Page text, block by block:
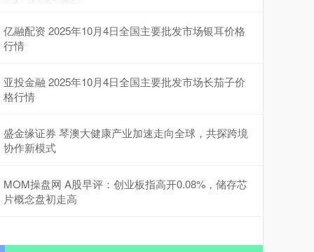
亿融配资 2025年10月4日全国主要批发市场银耳价格
行情
亚投金融 2025年10月4日全国主要批发市场长茄子价
格行情
盛金缘证券 琴澳大健康产业加速走向全球，共探跨境
协作新模式
MOM操盘网 A股早评：创业板指高开0.08%，储存芯
片概念盘初走高